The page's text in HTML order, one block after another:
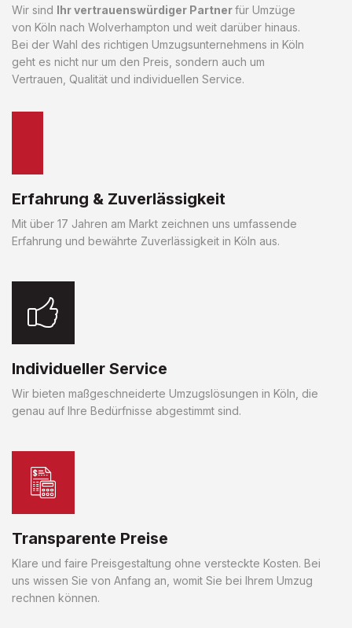
Wir sind Ihr vertrauenswürdiger Partnerfür Umzüge
von Köln nach Wolverhampton und weit darüber hinaus.
Bei der Wahl des richtigen Umzugsunternehmens in Köln
geht es nicht nur um den Preis, sondern auch um
Vertrauen, Qualität und individuellen Service.
Erfahrung & Zuverlässigkeit
Mit über 17 Jahren am Markt zeichnen uns umfassende
Erfahrung und bewährte Zuverlässigkeit in Köln aus.
Individueller Service
Wir bieten maßgeschneiderte Umzugslösungen in Köln, die
genau auf Ihre Bedürfnisse abgestimmt sind.
Transparente Preise
Klare und faire Preisgestaltung ohne versteckte Kosten. Bei
uns wissen Sie von Anfang an, womit Sie bei Ihrem Umzug
rechnen können.